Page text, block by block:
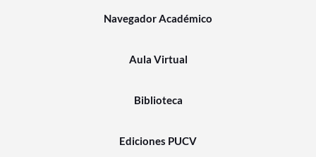
Navegador Académico
Aula Virtual
Biblioteca
Ediciones PUCV